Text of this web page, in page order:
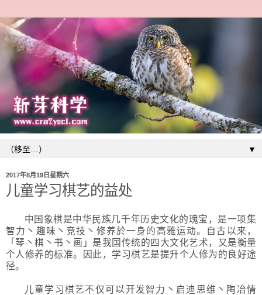
▼
2017年8月19日星期六
儿童学习棋艺的益处
中国象棋是中华民族几千年历史文化的瑰宝，是一项集
智力丶趣味丶竞技丶修养於一身的高雅运动。自古以来，
「琴丶棋丶书丶画」是我国传统的四大文化艺术，又是衡量
个人修养的标准。因此，学习棋艺是提升个人修为的良好途
径。
儿童学习棋艺不仅可以开发智力丶启迪思维丶陶冶情